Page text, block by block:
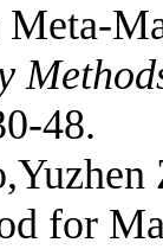
Meta-
48.
for